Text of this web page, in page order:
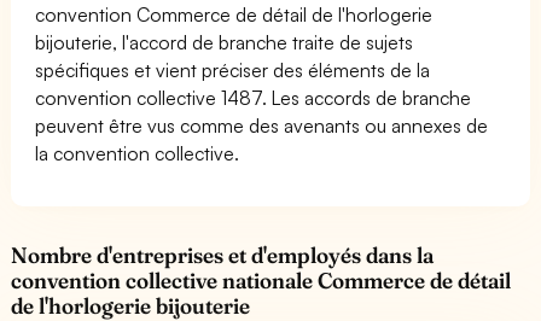
convention Commerce de détail de l'horlogerie
bijouterie, l'accord de branche traite de sujets
spécifiques et vient préciser des éléments de la
convention collective 1487. Les accords de branche
peuvent être vus comme des avenants ou annexes de
la convention collective.
Nombre d'entreprises et d'employés dans la
convention collective nationale Commerce de détail
de l'horlogerie bijouterie